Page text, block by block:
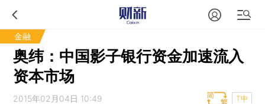
金融
奥纬：中国影子银行资金加速流入
资本市场
2015年02月04日 10:49 T中